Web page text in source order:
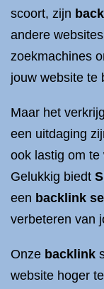
scoort, zijn
andere
zoekmachines
jouw website te
Maar het
een uitdaging
ook lastig om te
Gelukkig biedt
een backlink
verbeteren van
Onze backlink
website hoger